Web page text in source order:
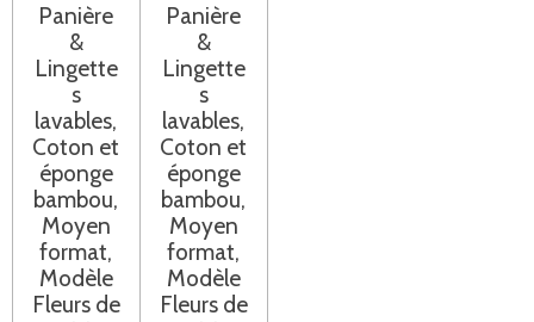
Panière
&
Lingette
s
lavables,
Coton et
éponge
bambou,
Moyen
format,
Modèle
Fleurs de
Panière
&
Lingette
s
lavables,
Coton et
éponge
bambou,
Moyen
format,
Modèle
Fleurs de